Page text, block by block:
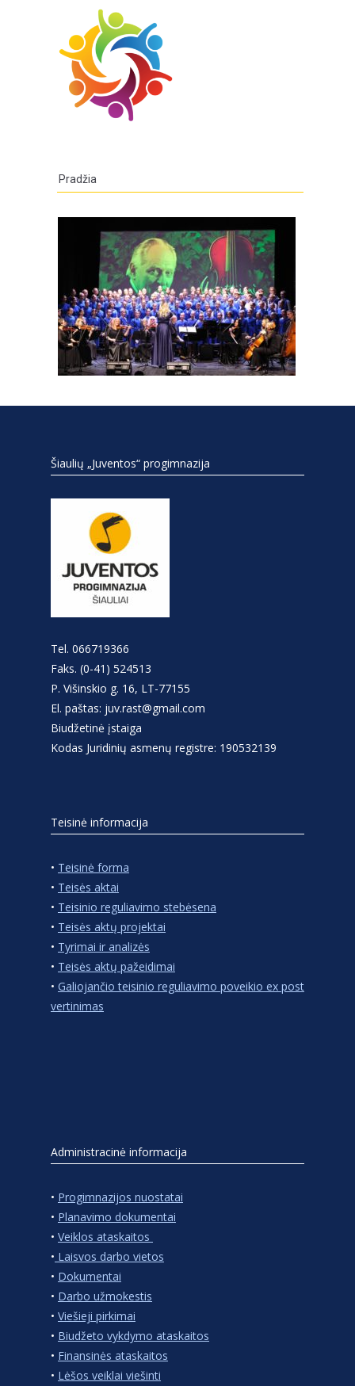
Pradžia
Šiaulių „Juventos“ progimnazija
Tel. 066719366
Faks. (0-41) 524513
P. Višinskio g. 16, LT-77155
El. paštas: juv.rast@gmail.com
Biudžetinė įstaiga
Kodas Juridinių asmenų registre: 190532139
Teisinė informacija
• Teisinė forma
• Teisės aktai
• Teisinio reguliavimo stebėsena
• Teisės aktų projektai
• Tyrimai ir analizės
• Teisės aktų pažeidimai
• Galiojančio teisinio reguliavimo poveikio ex post
vertinimas
Administracinė informacija
• Progimnazijos nuostatai
• Planavimo dokumentai
• Veiklos ataskaitos
• Laisvos darbo vietos
• Dokumentai
• Darbo užmokestis
• Viešieji pirkimai
• Biudžeto vykdymo ataskaitos
• Finansinės ataskaitos
• Lėšos veiklai viešinti